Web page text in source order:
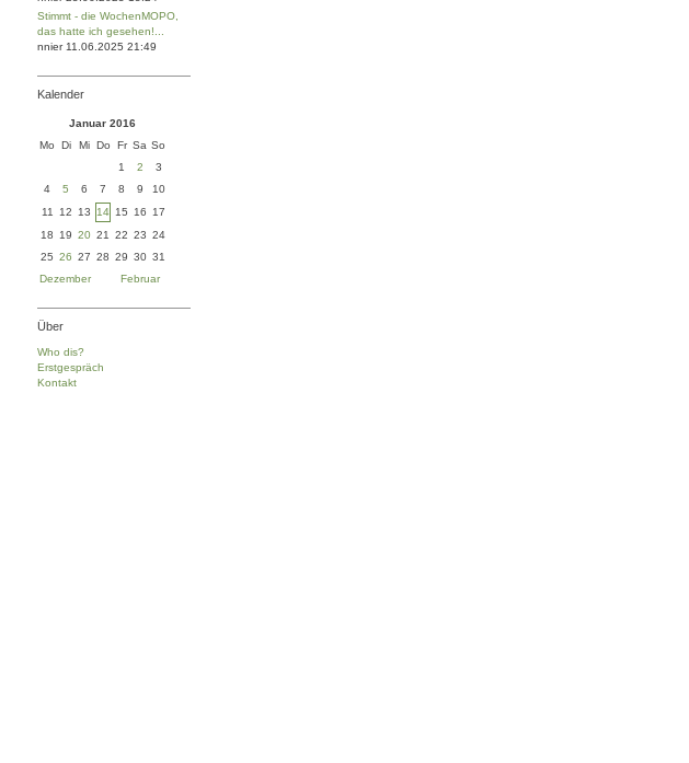
Stimmt - die WochenMOPO,
das hatte ich gesehen!...
nnier 11.06.2025 21:49
Kalender
Januar 2016
Mo
Di Mi Do Fr Sa So
1
2
3
4
5 6 7 8 9
10
11
12 13 14 15 16
17
18
19 20 21 22 23 24
25 26 27 28 29 30 31
Dezember
Februar
Über
Who dis?
Erstgespräch
Kontakt